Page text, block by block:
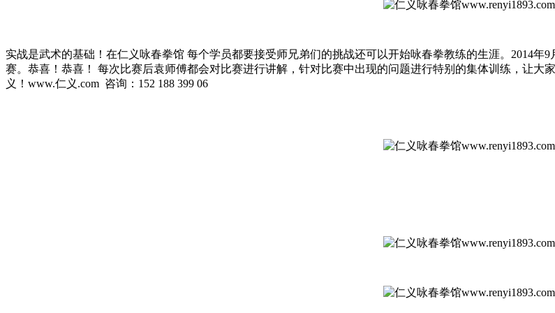
实战是武术的基础！在仁义咏春拳馆 每个学员都要接受师兄弟们的挑战还可以开始咏春拳教练的生涯。2014年
赛。恭喜！恭喜！ 每次比赛后袁师傅都会对比赛进行讲解，针对比赛中出现的问题进行特别的集体训练，让
义！www.仁义.com 咨询：152 188 399 06